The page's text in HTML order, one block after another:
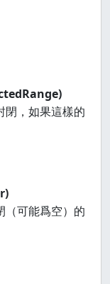
，如果這樣的
（可能爲空）的